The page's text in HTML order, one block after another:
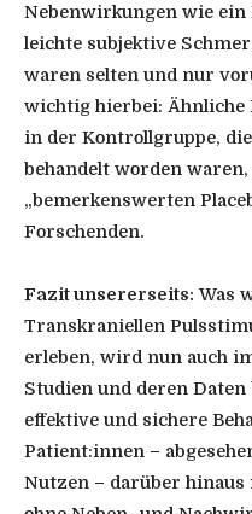
Nebenwirkungen wie ein
leichte subjektive
waren selten und nur
wichtig hierbei: Ähnliche
in der Kontrollgruppe,
behandelt worden
„bemerkenswerten
Forschenden.
Fazit unsererseits: Was
Transkraniellen
erleben, wird nun auch
Studien und deren Daten
effektive und sichere
Patient:innen –
Nutzen – darüber